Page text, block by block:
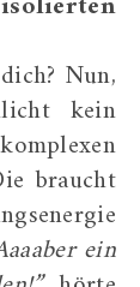
Nun,
kein
braucht
ein